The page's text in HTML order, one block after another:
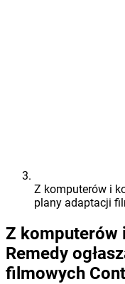
Z komputerów i
plany adaptacji
Z komputerów
Remedy
filmowych